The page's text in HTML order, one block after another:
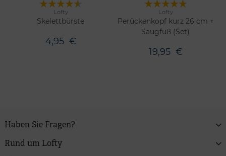
Merken
Lofty
Skelettbürste
4,95 €
Merken
Lofty
Perückenkopf kurz 26 cm +
Saugfuß (Set)
19,95 €
Haben Sie Fragen?
Rund um Lofty